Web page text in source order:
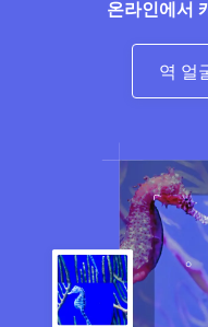
온라인에서
역 얼